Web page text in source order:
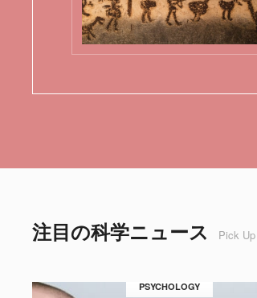
注目の科学ニュース Pick
PSYCHOLOGY